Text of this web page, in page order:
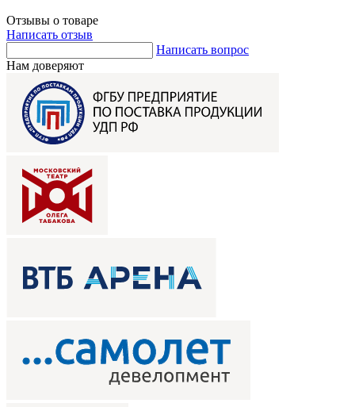
Отзывы о товаре
Написать отзыв
Написать вопрос
Нам доверяют